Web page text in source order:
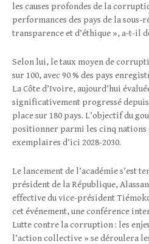
les causes profondes de la
performances des pays de la sous-
transparence et d’éthique », a-t-il
Selon lui, le taux moyen de
sur 100, avec 90 % des pays
La Côte d’Ivoire, aujourd’hui
significativement progressé depuis
place sur 180 pays. L’objectif du
positionner parmi les cinq nations
exemplaires d’ici 2028-2030.
Le lancement de l’académie s’est
président de la République,
effective du vice-président
cet événement, une conférence
Lutte contre la corruption : les
l’action collective » se déroulera